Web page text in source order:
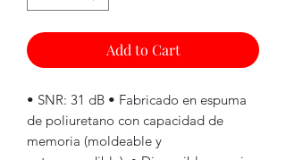
Add to Cart
• SNR: 31 dB • Fabricado en espuma
de poliuretano con capacidad de
memoria (moldeable y